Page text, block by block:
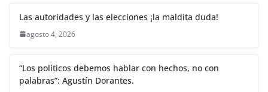
Las autoridades y las elecciones ¡la maldita duda!
agosto 4, 2026
“Los políticos debemos hablar con hechos, no con
palabras”: Agustín Dorantes.